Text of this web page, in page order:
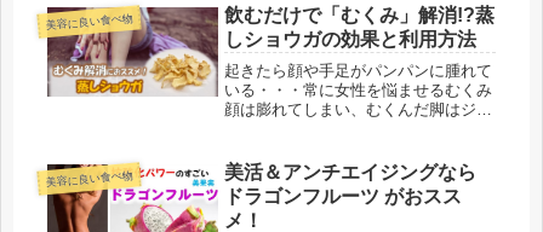
パーフードが何なのか？定義は？ そ
して、一体どんな食材がスーパーフー
ド...
美容に良い食べ物
飲むだけで「むくみ」解消!?蒸
しショウガの効果と利用方法
起きたら顔や手足がパンパンに腫れて
いる・・・常に女性を悩ませるむくみ
顔は膨れてしまい、むくんだ脚はジー
えてしまう上に、むくみは様々な悪影
響を引き起こすのです。一体どうした
ら...
美容に良い食べ物
美活＆アンチエイジングなら
ドラゴンフルーツ がおスス
メ！